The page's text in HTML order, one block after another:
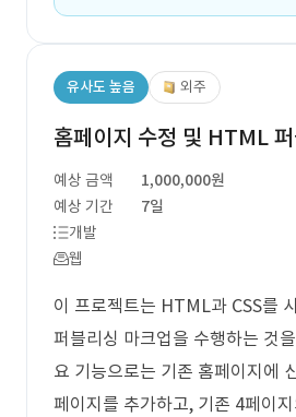
유사도 높음 외주
홈페이지 수정 및 HTML
예상 금액
1,000,000원
예상 기간
7일
개발
웹
이 프로젝트는 HTML과 CSS를
퍼블리싱 마크업을 수행하는 것
요 기능으로는 기존 홈페이지에
페이지를 추가하고, 기존 4페이